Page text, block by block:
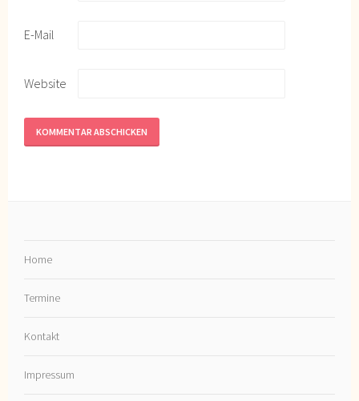
E-Mail
Website
Home
Termine
Kontakt
Impressum